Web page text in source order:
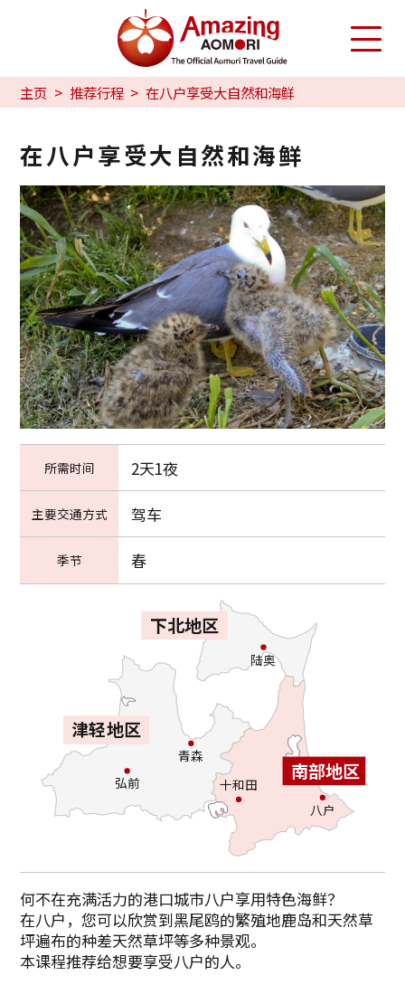
主页 推荐行程 在八户享受大自然和海鲜
在八户享受大自然和海鲜
南部地区
下北地区
津轻地区
青森
八户
弘前 十和田
陆奥
所需时间 2天1夜
主要交通方式 驾车
季节 春
何不在充满活力的港口城市八户享用特色海鲜？
在八户，您可以欣赏到黑尾鸥的繁殖地鹿岛和天然草
坪遍布的种差天然草坪等多种景观。
本课程推荐给想要享受八户的人。